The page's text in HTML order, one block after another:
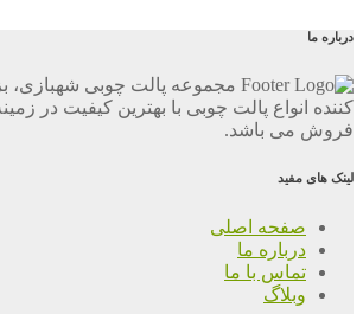
درباره ما
مجموعه پالت چوبی شهبازی،
کننده انواع پالت چوبی با بهترین کیفیت در
فروش می باشد.
لینک های مفید
صفحه اصلی
درباره ما
تماس با ما
وبلاگ